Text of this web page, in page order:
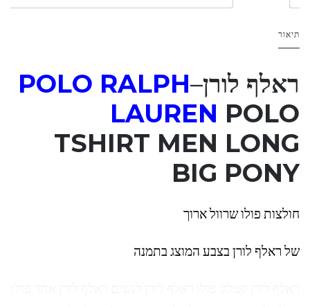
תיאור
ראלף לורן–
POLO RALPH
LAUREN POLO
TSHIRT MEN LONG
BIG PONY
חולצות פולו שרוול ארוך
של ראלף לורן בצבע המוצג בתמנה